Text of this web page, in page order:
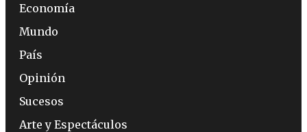
Economía
Mundo
País
Opinión
Sucesos
Arte y Espectáculos